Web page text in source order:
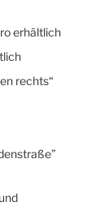
erhältlich
rechts“